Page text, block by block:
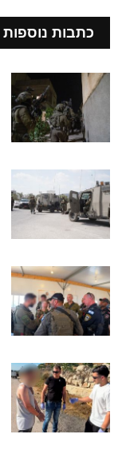
כתבות נוספות